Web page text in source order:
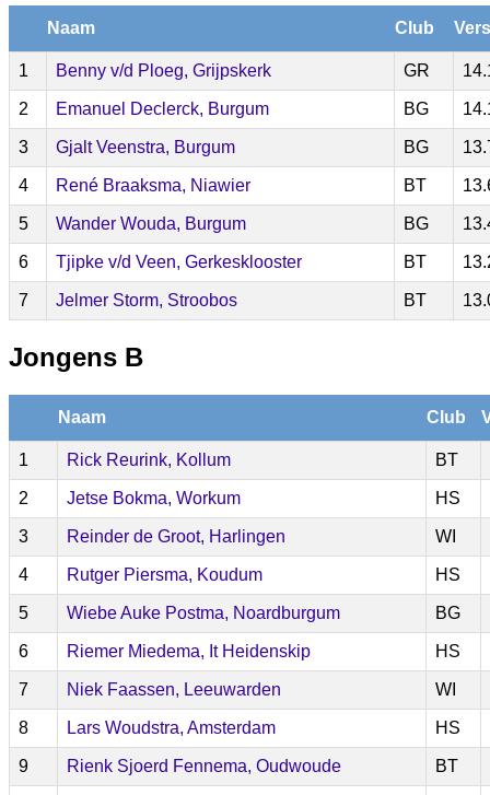
Naam Club
1 Benny v/d Ploeg, Grijpskerk GR
2 Emanuel Declerck, Burgum BG
3 Gjalt Veenstra, Burgum BG
4 René Braaksma, Niawier BT
5 Wander Wouda, Burgum BG
6 Tjipke v/d Veen, Gerkesklooster BT
7 Jelmer Storm, Stroobos BT
Jongens B
Naam Club
1 Rick Reurink, Kollum BT
2 Jetse Bokma, Workum HS
3 Reinder de Groot, Harlingen WI
4 Rutger Piersma, Koudum HS
5 Wiebe Auke Postma, Noardburgum BG
6 Riemer Miedema, It Heidenskip HS
7 Niek Faassen, Leeuwarden WI
8 Lars Woudstra, Amsterdam HS
9 Rienk Sjoerd Fennema, Oudwoude BT